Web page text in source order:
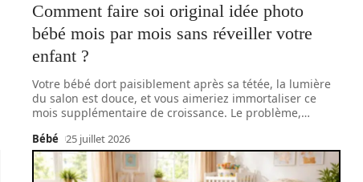
Comment faire soi original idée photo
bébé mois par mois sans réveiller votre
enfant ?
Votre bébé dort paisiblement après sa tétée, la lumière
du salon est douce, et vous aimeriez immortaliser ce
mois supplémentaire de croissance. Le problème,…
Bébé 25 juillet 2026